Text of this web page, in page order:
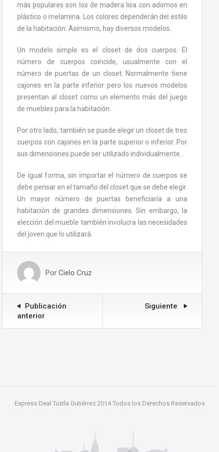
más populares son los de madera lisa con adornos en
plástico o melamina. Los colores dependerán del estilo
de la habitación. Asimismo, hay diversos modelos.
Un modelo simple es el closet de dos cuerpos. El
número de cuerpos coincide, usualmente con el
número de puertas de un closet. Normalmente tiene
cajones en la parte inferior pero los nuevos modelos
presentan al closet como un elemento más del juego
de muebles para la habitación.
Por otro lado, también se puede elegir un closet de tres
cuerpos con cajones en la parte superior o inferior. Por
sus dimensiones puede ser utilizado individualmente.
De igual forma, sin importar el número de cuerpos se
debe pensar en el tamaño del closet que se debe elegir.
Un mayor número de puertas beneficiaría a una
habitación de grandes dimensiones. Sin embargo, la
elección del mueble también involucra las necesidades
del joven que lo utilizará.
Por Cielo Cruz
Publicación
anterior
Siguiente
Express Deal Tuxtla Gutiérrez 2014 Todos los Derechos Reservados